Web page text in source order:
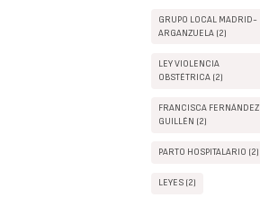
GRUPO LOCAL MADRID-
ARGANZUELA (2)
LEY VIOLENCIA
OBSTÉTRICA (2)
FRANCISCA FERNÁNDEZ
GUILLÉN (2)
PARTO HOSPITALARIO (2)
LEYES (2)